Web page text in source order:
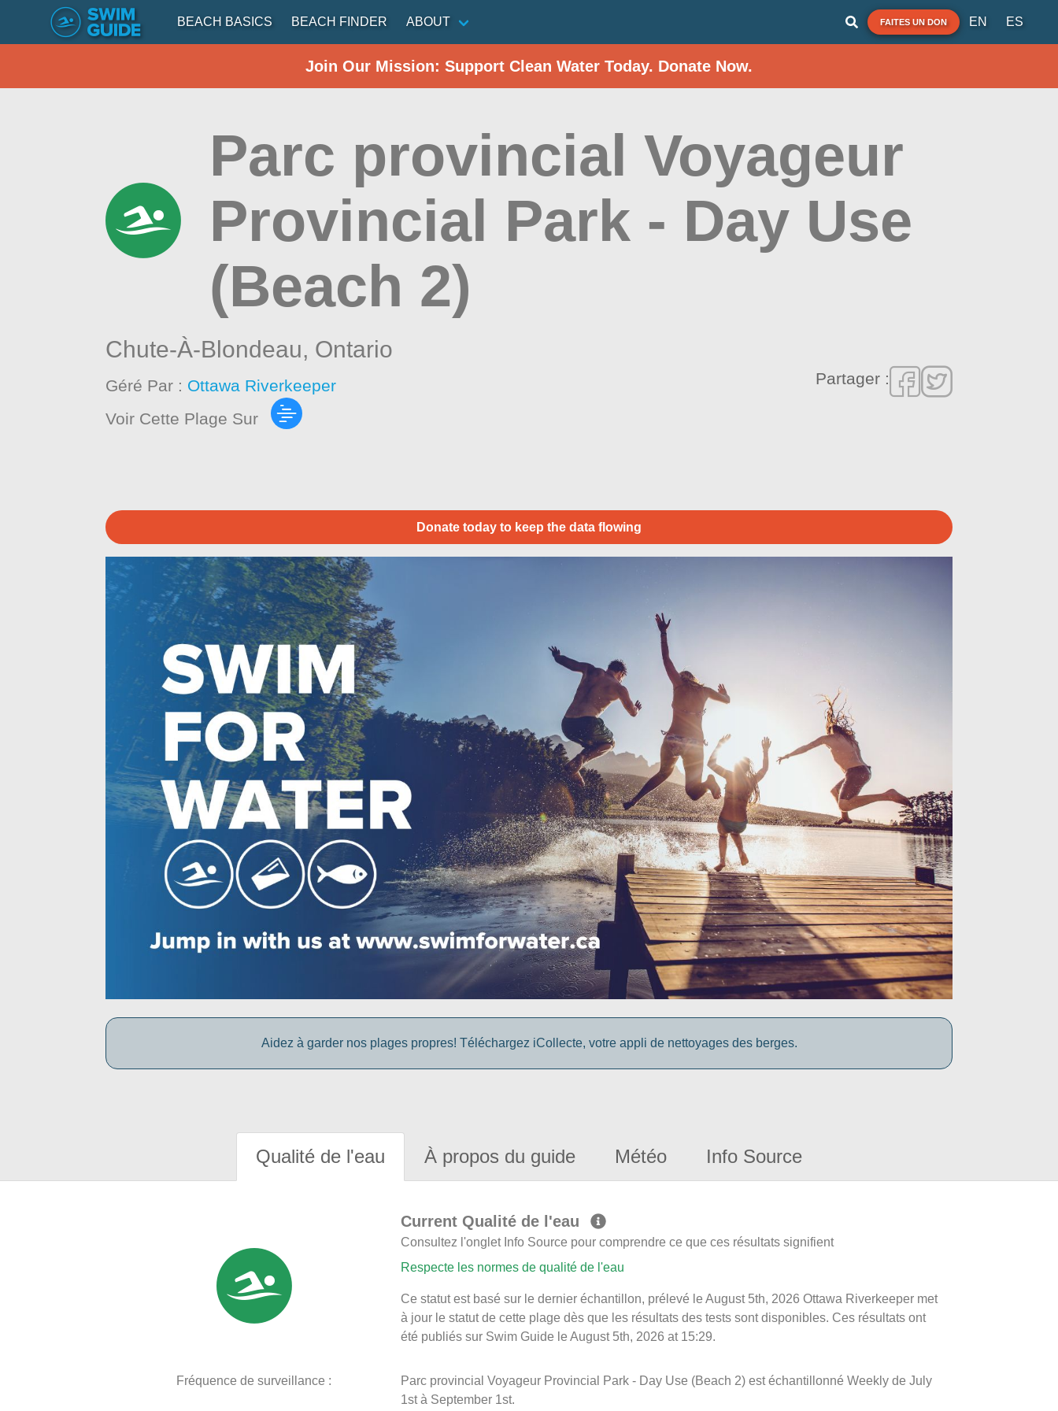
BEACH BASICS BEACH FINDER ABOUT FAITES UN DON EN ES
Join Our Mission: Support Clean Water Today. Donate Now.
Parc provincial Voyageur
Provincial Park - Day Use
(Beach 2)
Chute-À-Blondeau, Ontario
Géré Par : Ottawa Riverkeeper
Voir Cette Plage Sur
Partager :
Donate today to keep the data flowing
Aidez à garder nos plages propres! Téléchargez iCollecte, votre appli de nettoyages des berges.
Qualité de l'eau À propos du guide Météo Info Source
Current Qualité de l'eau
Consultez l'onglet Info Source pour comprendre ce que ces résultats signifient
Respecte les normes de qualité de l'eau
Ce statut est basé sur le dernier échantillon, prélevé le August 5th, 2026 Ottawa Riverkeeper met
à jour le statut de cette plage dès que les résultats des tests sont disponibles. Ces résultats ont
été publiés sur Swim Guide le August 5th, 2026 at 15:29.
Fréquence de surveillance :
Parc provincial Voyageur Provincial Park - Day Use (Beach 2) est échantillonné Weekly de July
1st à September 1st.